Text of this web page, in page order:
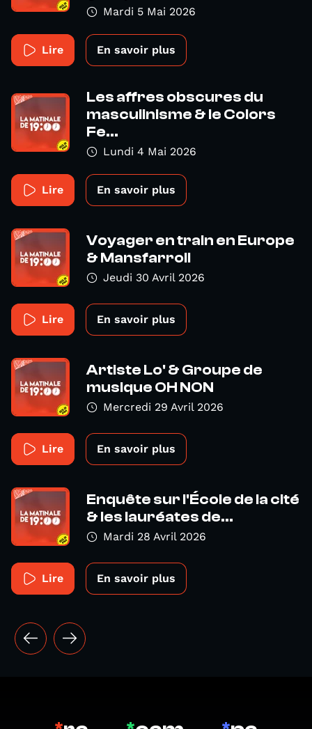
Mardi 5 Mai 2026
Lire En savoir plus
Les affres obscures du
masculinisme & le Colors
Fe...
Lundi 4 Mai 2026
Lire En savoir plus
Voyager en train en Europe
& Mansfarroll
Jeudi 30 Avril 2026
Lire En savoir plus
Artiste Lo' & Groupe de
musique OH NON
Mercredi 29 Avril 2026
Lire En savoir plus
Enquête sur l'École de la cité
& les lauréates de...
Mardi 28 Avril 2026
Lire En savoir plus